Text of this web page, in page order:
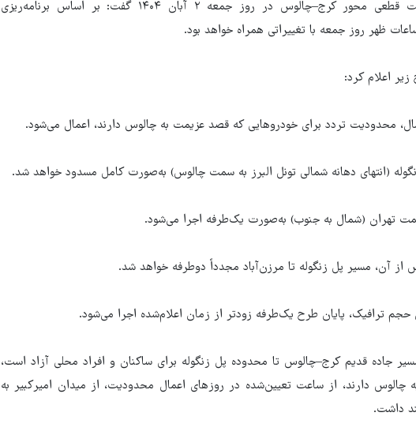
سردار کرمی‌اسد درباره محدودیت قطعی محور کرج–چالوس در روز جمعه ۲ آبان ۱۴۰۴ گفت: بر اساس برنامه‌ریزی
ظهر روز جمعه با تغییراتی همراه خواهد بود.
اعلام کرد:
ترافیک، پایان طرح یک‌طرفه زودتر از زمان اعلام‌شده اجرا می‌شود.
جاده قدیم کرج–چالوس تا محدوده پل زنگوله برای ساکنان و افراد محلی آزاد است،
دارند، از ساعت تعیین‌شده در روزهای اعمال محدودیت، از میدان امیرکبیر به
داشت.
نماد فساد، اقتدارگرایی و
صدها نفر مثل علی خامنه‌ای در راه